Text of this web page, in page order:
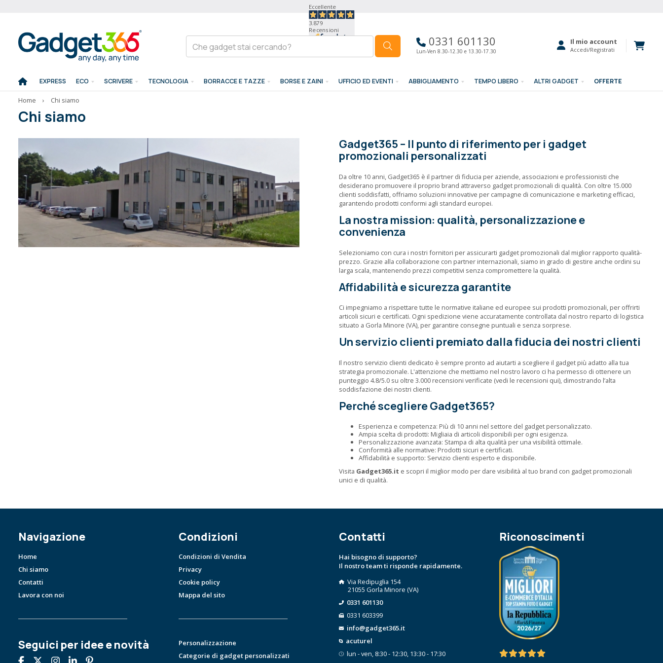
Eccellente
3.879
Recensioni
0331 601130
Lun-Ven 8.30-12.30 e 13.30-17.30
Il mio account
Accedi/Registrati
EXPRESS ECO SCRIVERE TECNOLOGIA BORRACCE E TAZZE BORSE E ZAINI UFFICIO ED EVENTI ABBIGLIAMENTO TEMPO LIBERO ALTRI GADGET OFFERTE
Home › Chi siamo
Chi siamo
Gadget365 – Il punto di riferimento per i gadget
promozionali personalizzati
Da oltre 10 anni, Gadget365 è il partner di fiducia per aziende, associazioni e professionisti che
desiderano promuovere il proprio brand attraverso gadget promozionali di qualità. Con oltre 15.000
clienti soddisfatti, offriamo soluzioni innovative per campagne di comunicazione e marketing efficaci,
garantendo prodotti conformi agli standard europei.
La nostra mission: qualità, personalizzazione e
convenienza
Selezioniamo con cura i nostri fornitori per assicurarti gadget promozionali dal miglior rapporto qualità-
prezzo. Grazie alla collaborazione con partner internazionali, siamo in grado di gestire anche ordini su
larga scala, mantenendo prezzi competitivi senza compromettere la qualità.
Affidabilità e sicurezza garantite
Ci impegniamo a rispettare tutte le normative italiane ed europee sui prodotti promozionali, per offrirti
articoli sicuri e certificati. Ogni spedizione viene accuratamente controllata dal nostro reparto di logistica
situato a Gorla Minore (VA), per garantire consegne puntuali e senza sorprese.
Un servizio clienti premiato dalla fiducia dei nostri clienti
Il nostro servizio clienti dedicato è sempre pronto ad aiutarti a scegliere il gadget più adatto alla tua
strategia promozionale. L'attenzione che mettiamo nel nostro lavoro ci ha permesso di ottenere un
punteggio 4.8/5.0 su oltre 3.000 recensioni verificate (vedi le recensioni qui), dimostrando l’alta
soddisfazione dei nostri clienti.
Perché scegliere Gadget365?
Esperienza e competenza: Più di 10 anni nel settore del gadget personalizzato.
Ampia scelta di prodotti: Migliaia di articoli disponibili per ogni esigenza.
Personalizzazione avanzata: Stampa di alta qualità per una visibilità ottimale.
Conformità alle normative: Prodotti sicuri e certificati.
Affidabilità e supporto: Servizio clienti esperto e disponibile.
Visita Gadget365.it e scopri il miglior modo per dare visibilità al tuo brand con gadget promozionali
unici e di qualità.
Navigazione
Home
Chi siamo
Contatti
Lavora con noi
Seguici per idee e novità
Condizioni
Condizioni di Vendita
Privacy
Cookie policy
Mappa del sito
Personalizzazione
Categorie di gadget personalizzati
Contatti
Hai bisogno di supporto?
Il nostro team ti risponde rapidamente.
Via Redipuglia 154
21055 Gorla Minore (VA)
0331 601130
0331 603399
info@gadget365.it
acuturel
lun - ven, 8:30 - 12:30, 13:30 - 17:30
Riconoscimenti